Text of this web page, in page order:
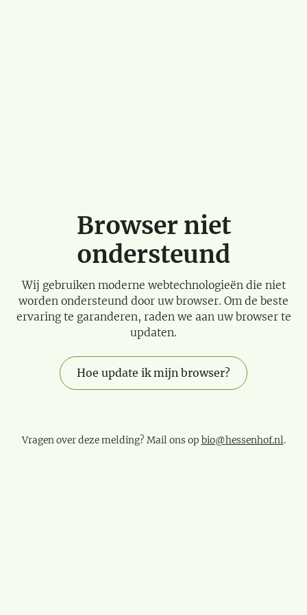
Browser niet
ondersteund
Wij gebruiken moderne webtechnologieën die niet
worden ondersteund door uw browser. Om de beste
ervaring te garanderen, raden we aan uw browser te
updaten.
Hoe update ik mijn browser?
Vragen over deze melding? Mail ons op bio@hessenhof.nl.